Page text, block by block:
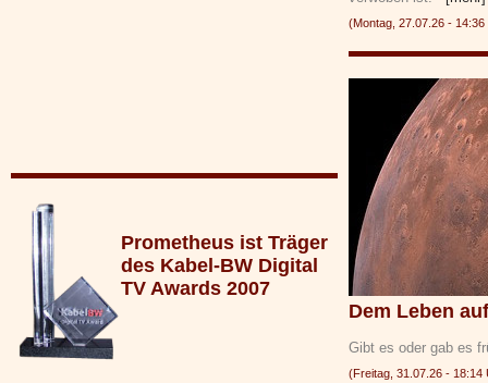
Prometheus ist Träger
des Kabel-BW Digital
TV Awards 2007
(Montag, 27.07.26 -
Dem Leben
Gibt es oder gab es
(Freitag, 31.07.26 -